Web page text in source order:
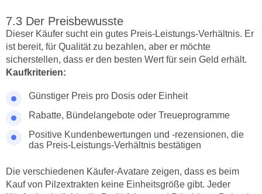
Der Preisbewusste
Dieser Käufer sucht ein gutes Preis-Leistungs-Verhältnis. Er
ist bereit, für Qualität zu bezahlen, aber er möchte
sicherstellen, dass er den besten Wert für sein Geld erhält.
Kaufkriterien:
Günstiger Preis pro Dosis oder Einheit
Rabatte, Bündelangebote oder Treueprogramme
Positive Kundenbewertungen und -rezensionen, die
das Preis-Leistungs-Verhältnis bestätigen
Die verschiedenen Käufer-Avatare zeigen, dass es beim
Kauf von Pilzextrakten keine Einheitsgröße gibt. Jeder